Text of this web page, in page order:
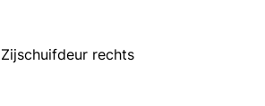
Zijschuifdeur rechts